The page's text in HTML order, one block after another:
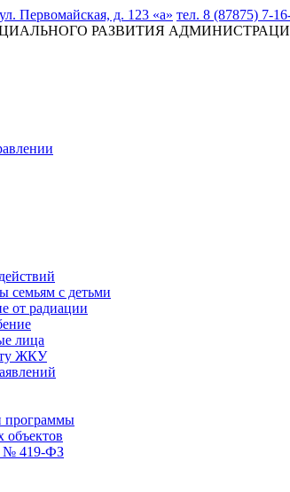
Первомайская, д. 123 «а» тел. 8 (87875) 7-
РАЗВИТИЯ
семьям с детьми
от радиации
лица
ЖКУ
программы
объектов
№ 419-ФЗ